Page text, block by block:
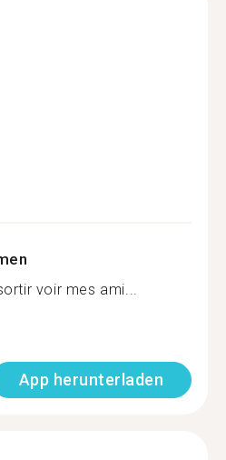
voir mes ami...
App herunterladen